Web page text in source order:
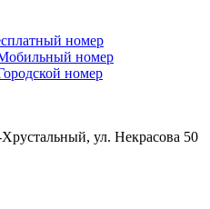
номер
номер
номер
Хрустальный, ул. Некрасова 50